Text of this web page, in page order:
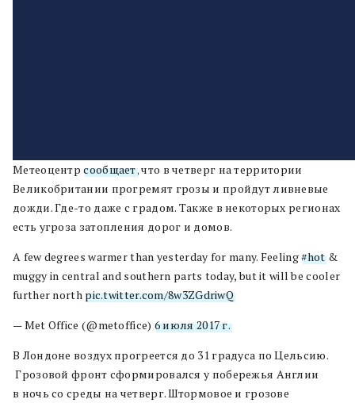
Метеоцентрсообщает, что в четверг на территории
Великобритании прогремят грозы и пройдут ливневые
дожди. Где-то даже с градом. Также в некоторых регионах
есть угроза затопления дорог и домов.
A few degrees warmer than yesterday for many. Feeling#hot&
muggy in central and southern parts today, but it will be cooler
further north pic.twitter.com/8w3ZGdriwQ
— Met Office (@metoffice) 6 июля 2017 г.
В Лондоне воздух прогреется до 31 градуса по Цельсию.
Грозовой фронт сформировался у побережья Англии
в ночь со среды на четверг. Штормовое и грозове